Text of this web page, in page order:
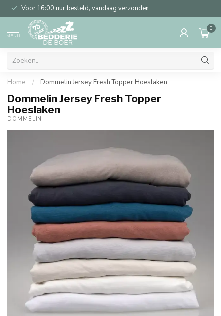
Voor 16:00 uur besteld, vandaag verzonden
MENU
0
Home / Dommelin Jersey Fresh Topper Hoeslaken
Dommelin Jersey Fresh Topper
Hoeslaken
DOMMELIN